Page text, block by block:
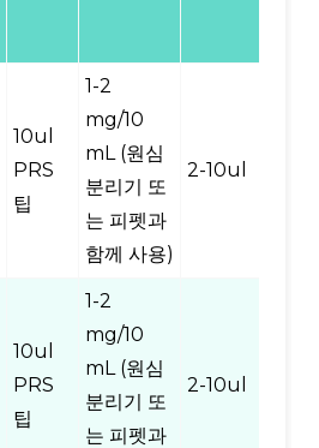
10ul
PRS
팁
1-2
mg/10
mL (원심
분리기 또
는 피펫과
함께 사용)
2-10ul
10ul
PRS
팁
1-2
mg/10
mL (원심
분리기 또
는 피펫과
2-10ul